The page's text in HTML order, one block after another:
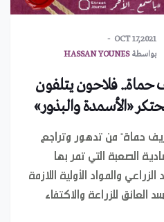
OCT 17,2021
بواسطةHASSAN YOUNES
حماة.. فلاحون يتلفون
«الأسمدة والبذور»
حماة" من تدهور وتراجع
الصعبة التي تمر بها
والمواد الأولية اللازمة
العائق للزراعة والاكتفاء